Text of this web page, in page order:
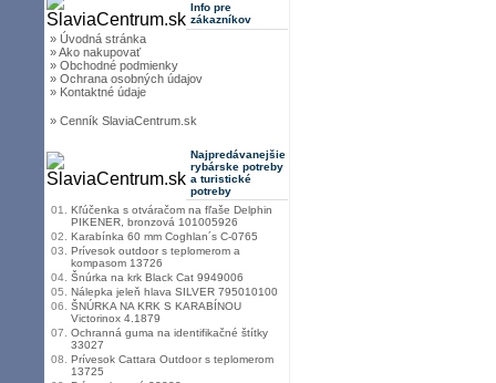
Info pre
zákazníkov
» Úvodná stránka
» Ako nakupovať
» Obchodné podmienky
» Ochrana osobných údajov
» Kontaktné údaje
» Cenník SlaviaCentrum.sk
Najpredávanejšie
rybárske potreby
a turistické
potreby
01.
Kľúčenka s otváračom na fľaše Delphin
PIKENER, bronzová 101005926
02.
Karabínka 60 mm Coghlan´s C-0765
03.
Prívesok outdoor s teplomerom a
kompasom 13726
04. Šnúrka na krk Black Cat 9949006
05.
Nálepka jeleň hlava SILVER 795010100
06.
ŠNÚRKA NA KRK S KARABÍNOU
Victorinox 4.1879
07.
Ochranná guma na identifikačné štítky
33027
08.
Prívesok Cattara Outdoor s teplomerom
13725